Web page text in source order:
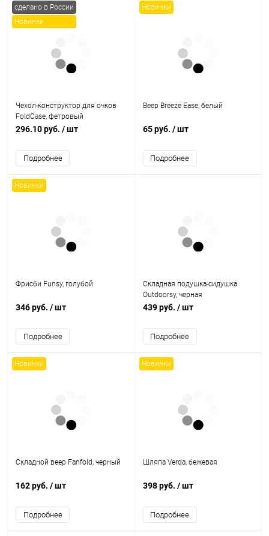
сделано в России
Новинки
Чехол-конструктор для очков
FoldCase, фетровый
296.10 руб. / шт
Подробнее
Новинки
Веер Breeze Ease, белый
65 руб. / шт
Подробнее
Новинки
Фрисби Funsy, голубой
346 руб. / шт
Подробнее
Складная подушка-сидушка
Outdoorsy, черная
439 руб. / шт
Подробнее
Новинки
Складной веер Fanfold, черный
162 руб. / шт
Подробнее
Новинки
Шляпа Verda, бежевая
398 руб. / шт
Подробнее